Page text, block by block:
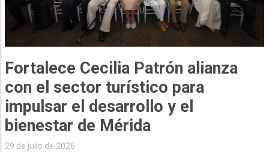
Fortalece Cecilia Patrón alianza
con el sector turístico para
impulsar el desarrollo y el
bienestar de Mérida
29 de julio de 2026